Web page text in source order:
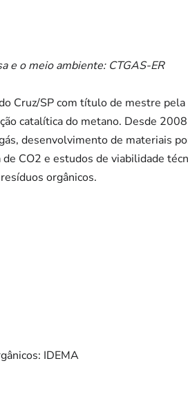
e o meio ambiente: CTGAS-ER
Cruz/SP com título de mestre
catalítica do metano. Desde
desenvolvimento de materiais
CO2 e estudos de viabilidade
orgânicos.
IDEMA